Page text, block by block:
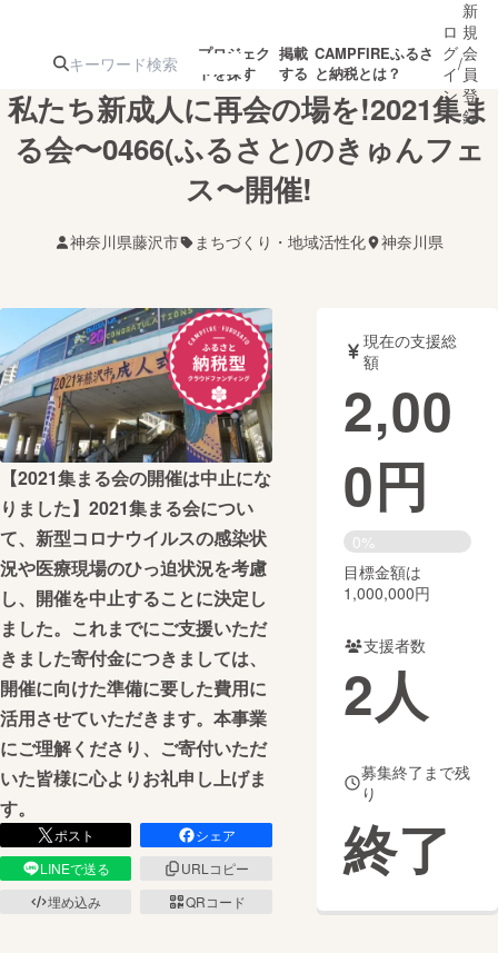
プロジェク
トを探す
注目の新着プロ募集終了が近いプ
テクノロジー・ガジェット
映像・映画 書籍・雑誌
ビジネス・起業 チャレンジ
まちづくり・地域活性化
CAMPFIRE for Social Good
CAMPFIRE Creation
CAMPFIREふるさと納税machi-ya コミュニティ
掲載
する
CAMPFIREふるさ
と納税とは？
ロ
グ
イ
ン
/
新
規
会
員
登
録
私たち新成人に再会の場を!2021集ま
る会〜0466(ふるさと)のきゅんフェ
ス〜開催!
神奈川県藤沢市 まちづくり・地域活性化 神奈川県
【2021集まる会の開催は中止にな
りました】2021集まる会につい
て、新型コロナウイルスの感染状
況や医療現場のひっ迫状況を考慮
し、開催を中止することに決定し
ました。これまでにご支援いただ
きました寄付金につきましては、
開催に向けた準備に要した費用に
活用させていただきます。本事業
にご理解くださり、ご寄付いただ
いた皆様に心よりお礼申し上げま
す。
ポスト
シェア
LINEで送る
URLコピー
埋め込み
QRコード
現在の支援総
額
2,00
0円
0%
目標金額は
1,000,000円
支援者数
2人
募集終了まで残
り
終了